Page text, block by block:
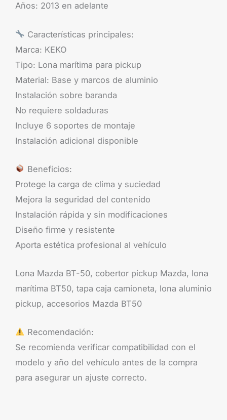
Años: 2013 en adelante
Características principales:
Marca: KEKO
Tipo: Lona marítima para pickup
Material: Base y marcos de aluminio
Instalación sobre baranda
No requiere soldaduras
Incluye 6 soportes de montaje
Instalación adicional disponible
Beneficios:
Protege la carga de clima y suciedad
Mejora la seguridad del contenido
Instalación rápida y sin modificaciones
Diseño firme y resistente
Aporta estética profesional al vehículo
Lona Mazda BT-50, cobertor pickup Mazda, lona
marítima BT50, tapa caja camioneta, lona aluminio
pickup, accesorios Mazda BT50
Recomendación:
Se recomienda verificar compatibilidad con el
modelo y año del vehículo antes de la compra
para asegurar un ajuste correcto.